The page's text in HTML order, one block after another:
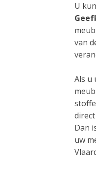
U
van
Als u
Dan
uw